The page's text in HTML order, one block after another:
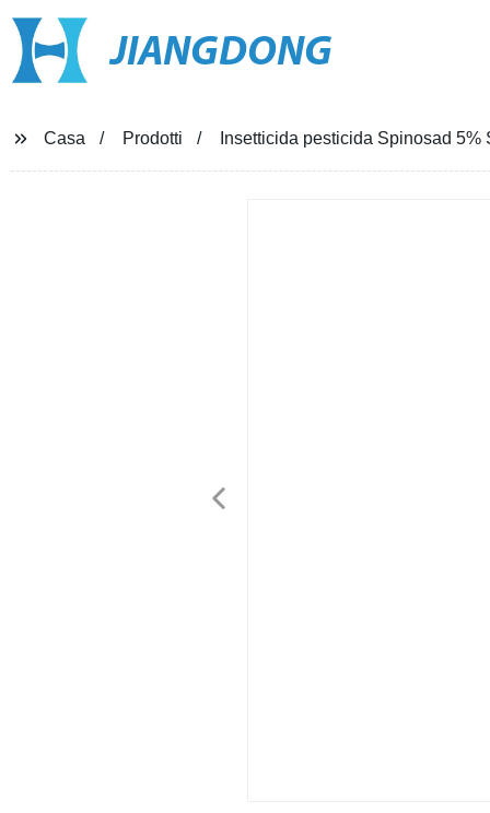
JIANGDONG
Casa Prodotti Insetticida pesticida Spinosad 5%